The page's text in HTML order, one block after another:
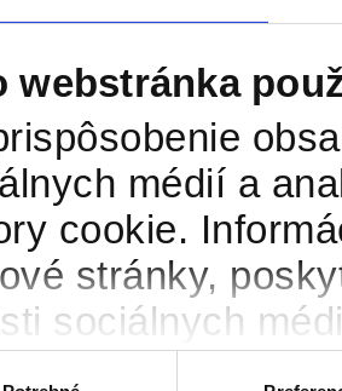
webstránka
médií a
cookie.
stránky,
sociálnych